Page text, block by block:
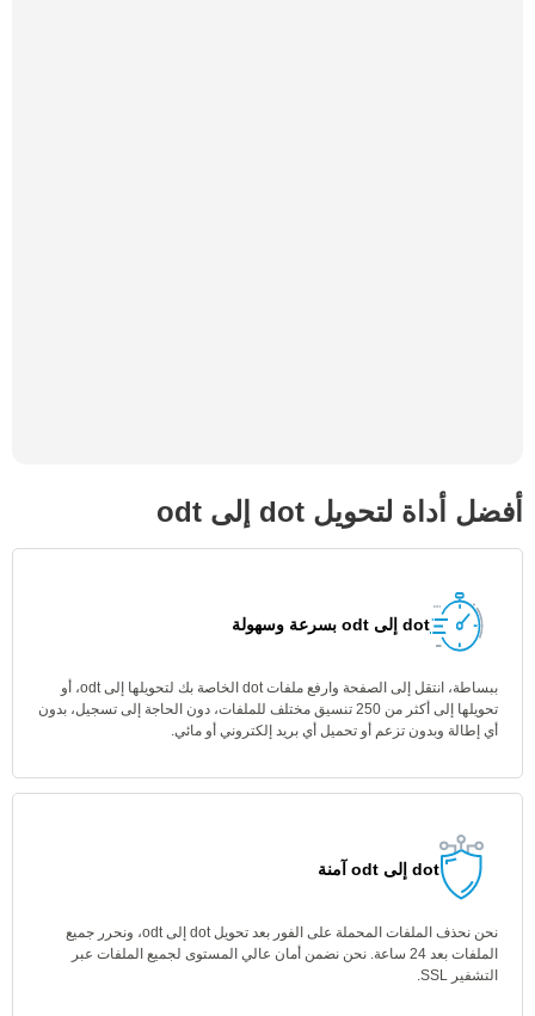
أفضل أداة لتحويل dot إلى odt
dot إلى odt بسرعة وسهولة
ببساطة، انتقل إلى الصفحة وارفع ملفات dot الخاصة بك لتحويلها إلى odt، أو
تحويلها إلى أكثر من 250 تنسيق مختلف للملفات، دون الحاجة إلى تسجيل، بدون
أي إطالة وبدون تزعم أو تحميل أي بريد إلكتروني أو مائي.
dot إلى odt آمنة
نحن نحذف الملفات المحملة على الفور بعد تحويل dot إلى odt، ونحرر جميع
الملفات بعد 24 ساعة. نحن نضمن أمان عالي المستوى لجميع الملفات عبر
التشفير SSL.